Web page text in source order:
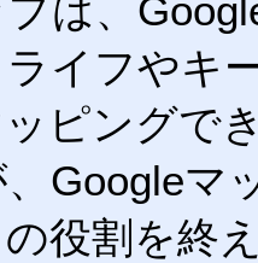
は、
イフやキ
ピングで
Googleマ
役割を終